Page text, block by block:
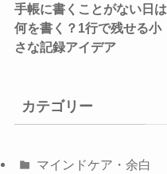
手帳に書くことがない日は
何を書く？1行で残せる小
さな記録アイデア
カテゴリー
マインドケア・余白